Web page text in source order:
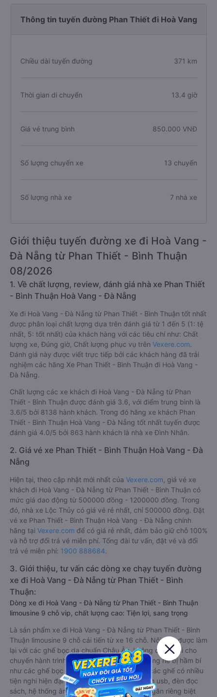
Thông tin tuyến đường Phan Thiết đi Hoà Vang
Chiều dài tuyến đường 371 km
Thời gian di chuyển 13.4 giờ
Giá vé trung bình 850.000 VNĐ
Số lượng chuyến xe 13 chuyến
Số lượng nhà xe 7 nhà xe
Giới thiệu tuyến đường xe đi Hoà Vang -
Đà Nẵng từ Phan Thiết - Bình Thuận
08/2026
1. Về chất lượng, review, đánh giá nhà xe Phan Thiết
- Bình Thuận Hoà Vang - Đà Nẵng
Xe đi Hoà Vang - Đà Nẵng từ Phan Thiết - Bình Thuận tốt nhất
được phân loại chất lượng dựa trên đánh giá từ 1 đến 5 (1: tệ
nhất, 5: tốt nhất) của khách hàng với các tiêu chí như: Chất
lượng xe, Đúng giờ, Chất lượng phục vụ trên Vexere.com.
Đánh giá này được viết trực tiếp bởi các khách hàng đã trải
nghiệm các hãng Xe Phan Thiết - Bình Thuận đi Hoà Vang -
Đà Nẵng.
Chất lượng các xe khách đi Hoà Vang - Đà Nẵng từ Phan
Thiết - Bình Thuận được đánh giá 3.6, với điểm trung bình là
3.6/5 bởi 8138 hành khách. Trong đó hãng xe khách Phan
Thiết - Bình Thuận Hoà Vang - Đà Nẵng tốt nhất tuyến được
đánh giá 4.0/5 bởi 863 hành khách là nhà xe Đình Nhân.
2. Giá vé xe Phan Thiết - Bình Thuận Hoà Vang - Đà
Nẵng
Hiện tại, theo cập nhật mới nhất của Vexere.com , giá vé xe
khách đi Hoà Vang - Đà Nẵng từ Phan Thiết - Bình Thuận có
mức giá dao động từ 500000 đồng - 1200000 đồng. Trong
đó, nhà xe Lộc Thủy có giá vé rẻ nhất, chỉ 500000 đồng. Đặt
vé xe Phan Thiết - Bình Thuận Hoà Vang - Đà Nẵng chính
hãng tại Vexere.com để có giá rẻ nhất, đảm bảo giữ chỗ 100%
và hỗ trợ đổi trả vé miễn phí. Tổng đài tư vấn, đặt vé và đổi
trả vé miễn phí: 1900 888684.
3. Giới thiệu, tư vấn các dòng xe chạy tuyến đường
xe đi Hoà Vang - Đà Nẵng từ Phan Thiết - Bình
Thuận:
Dòng xe đi Hoà Vang - Đà Nẵng từ Phan Thiết - Bình Thuận
limousine 9 chỗ vip, chất lượng cao: Tiện lợi, sang trọng
Là sản phẩm xe đi Hoà Vang - Đà Nẵng từ Phan Thiết - Bình
Thuận limousine 9 chỗ cải tiến từ xe 16 chỗ. Nội thất được làm
lại với các ghế bọc da chuẩn Châu Âu, không chỉ êm ái cho
chuyến hành trình xa, mà còn mát mẻ và không hề bị hầm bí
như các ghế bọc da bình thường. Kèm theo các ghế có nhiều
tiện nghi hiện đại như ti-vi, tủ lạnh mini, ổ cắm usb, đèn đọc
sách, hệ thống âm thanh cao cấp. Có vách ngăn riêng biệt